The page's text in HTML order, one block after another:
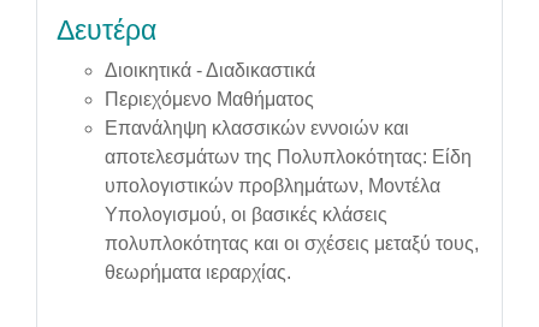
Δευτέρα
Διοικητικά - Διαδικαστικά
Περιεχόμενο Μαθήματος
Επανάληψη κλασσικών εννοιών και
αποτελεσμάτων της Πολυπλοκότητας: Είδη
υπολογιστικών προβλημάτων, Μοντέλα
Υπολογισμού, οι βασικές κλάσεις
πολυπλοκότητας και οι σχέσεις μεταξύ τους,
θεωρήματα ιεραρχίας.